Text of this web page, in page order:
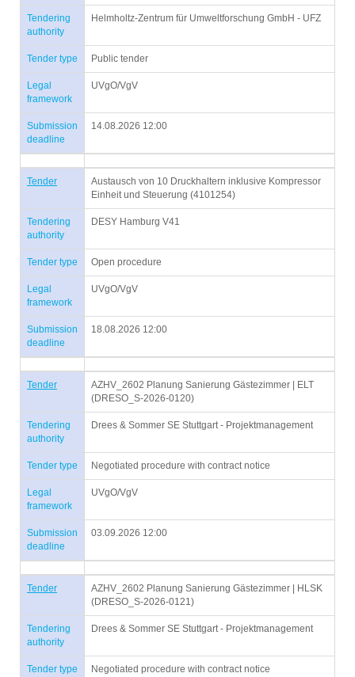
Tendering
authority
Helmholtz-Zentrum für Umweltforschung GmbH - UFZ
Tender type Public tender
Legal
framework
UVgO/VgV
Submission
deadline
14.08.2026 12:00
Tender
Austausch von 10 Druckhaltern inklusive Kompressor
Einheit und Steuerung (4101254)
Tendering
authority
DESY Hamburg V41
Tender type Open procedure
Legal
framework
UVgO/VgV
Submission
deadline
18.08.2026 12:00
Tender
AZHV_2602 Planung Sanierung Gästezimmer | ELT
(DRESO_S-2026-0120)
Tendering
authority
Drees & Sommer SE Stuttgart - Projektmanagement
Tender type Negotiated procedure with contract notice
Legal
framework
UVgO/VgV
Submission
deadline
03.09.2026 12:00
Tender
AZHV_2602 Planung Sanierung Gästezimmer | HLSK
(DRESO_S-2026-0121)
Tendering
authority
Drees & Sommer SE Stuttgart - Projektmanagement
Tender type Negotiated procedure with contract notice